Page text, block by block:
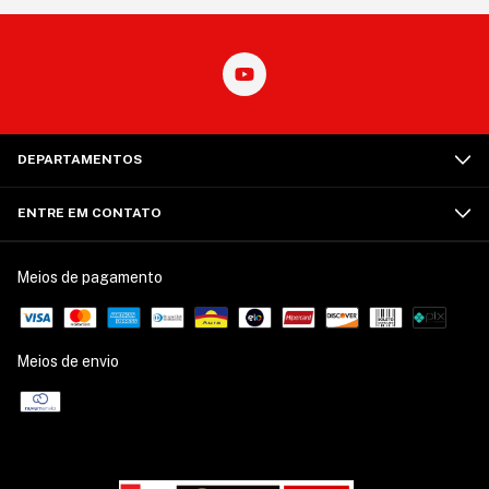
DEPARTAMENTOS
ENTRE EM CONTATO
Meios de pagamento
Meios de envio